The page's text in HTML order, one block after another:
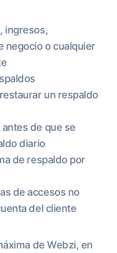
ingresos,
negocio o cualquier
un respaldo
de que se
diario
de respaldo por
de accesos no
del cliente
de Webzi, en